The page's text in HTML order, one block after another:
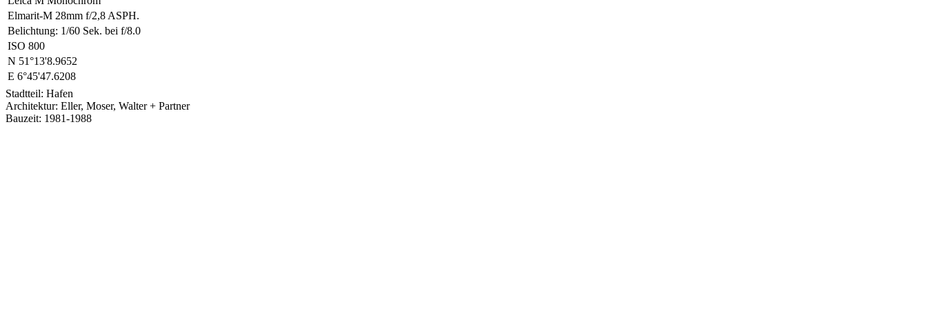
Elmarit-M 28mm f/2,8 ASPH.
Belichtung: 1/60 Sek. bei f/8.0
ISO 800
N 51°13'8.9652
E 6°45'47.6208
Stadtteil: Hafen
Architektur: Eller, Moser, Walter + Partner
Bauzeit: 1981-1988